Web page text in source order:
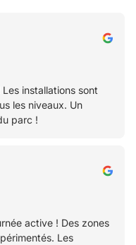
installations sont
les niveaux. Un
parc !
active ! Des zones
Les